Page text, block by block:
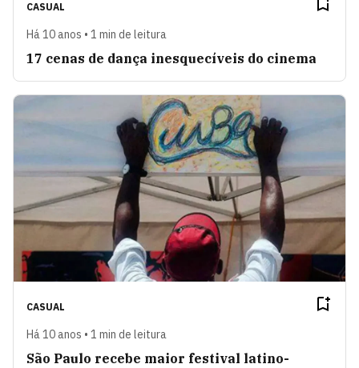
CASUAL
Há 10 anos • 1 min de leitura
17 cenas de dança inesquecíveis do cinema
CASUAL
Há 10 anos • 1 min de leitura
São Paulo recebe maior festival latino-